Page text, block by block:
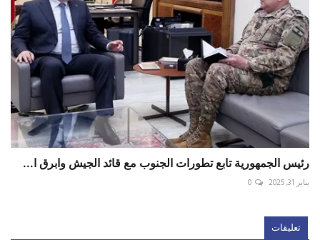
رئيس الجمهورية تابع تطورات الجنوب مع قائد الجيش وابرق ا...
يناير 31, 2025 0
تعليقات